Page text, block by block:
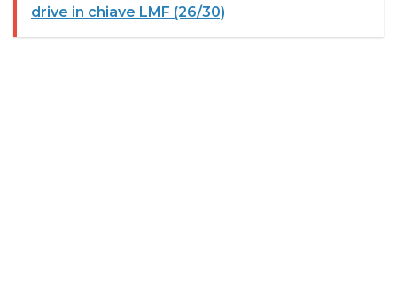
drive in chiave LMF (26/30)